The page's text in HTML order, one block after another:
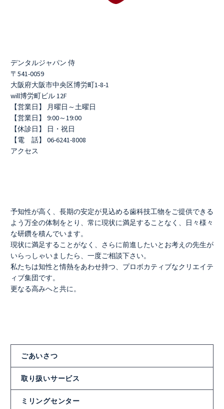
デンタルジャパン 侍
〒541-0059
大阪府大阪市中央区博労町1-8-1
will博労町ビル 12F
【営業日】 月曜日～土曜日
【営業日】 9:00～19:00
【休診日】 日・祝日
【電 話】 06-6241-8008
アクセス
予知性が高く、長期の安定が見込める歯科技工物をご提供できる
よう万全の体制をとり、常に現状に満足することなく、日々様々
な研鑽を積んでいます。
現状に満足することがなく、さらに前進したいとお考えの先生が
いらっしゃいましたら、一度ご相談下さい。
私たちは知性と情熱をあわせ持つ、プロボカティブなクリエイテ
ィブ集団です。
更なる高みへと共に。
ごあいさつ
取り扱いサービス
ミリングセンター